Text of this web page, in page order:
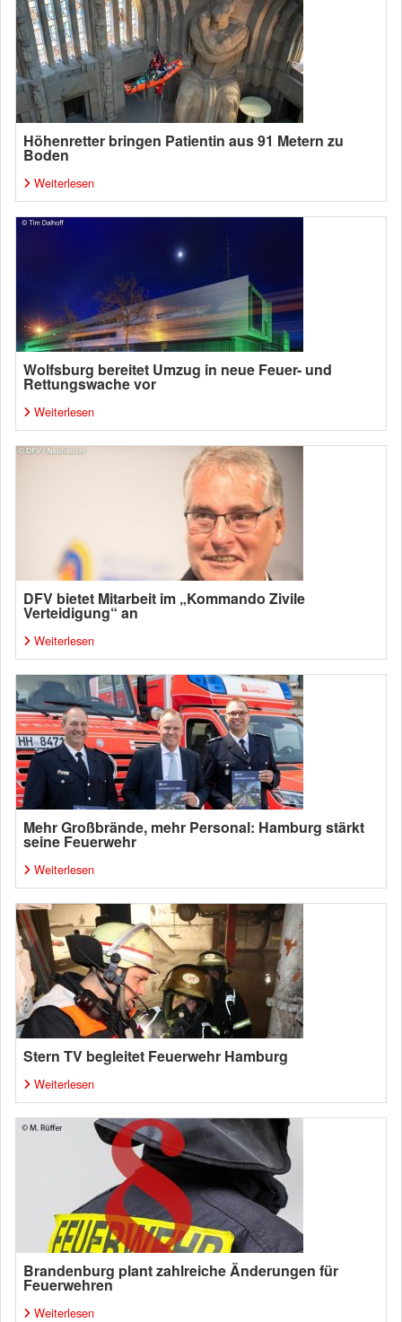
Höhenretter bringen Patientin aus 91 Metern zu
Boden
Weiterlesen
Wolfsburg bereitet Umzug in neue Feuer- und
Rettungswache vor
Weiterlesen
DFV bietet Mitarbeit im „Kommando Zivile
Verteidigung“ an
Weiterlesen
Mehr Großbrände, mehr Personal: Hamburg stärkt
seine Feuerwehr
Weiterlesen
Stern TV begleitet Feuerwehr Hamburg
Weiterlesen
Brandenburg plant zahlreiche Änderungen für
Feuerwehren
Weiterlesen